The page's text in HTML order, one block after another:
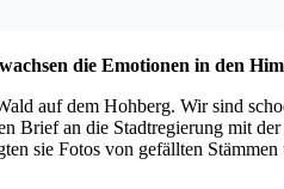
die Emotionen in den
auf dem Hohberg. Wir sind
Brief an die Stadtregierung mit
sie Fotos von gefällten